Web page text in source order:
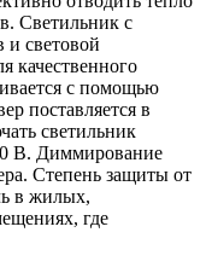
Светильник с
и световой
качественного
с помощью
поставляется в
светильник
В. Диммирование
Степень защиты от
в жилых,
где